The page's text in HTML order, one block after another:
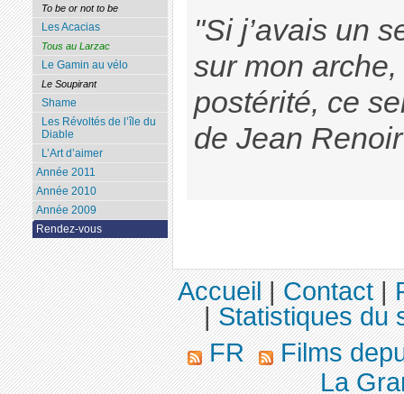
"Si j’avais un
sur mon
postérité, ce
de Jean
To be or not to be
Les Acacias
Tous au Larzac
Le Gamin au vélo
Le Soupirant
Shame
Les Révoltés de l’île du
Diable
L’Art d’aimer
Année 2011
Année 2010
Année 2009
Rendez-vous
Accueil|Contact|
|Statistiques du
FR
Films
La